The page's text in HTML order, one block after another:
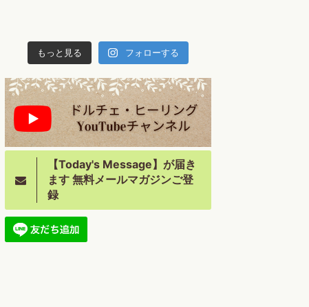
もっと見る フォローする
【Today's Message】が届き
ます 無料メールマガジンご登
録